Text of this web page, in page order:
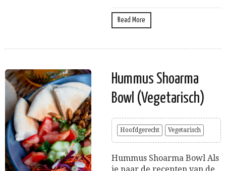
Read More
Hummus Shoarma
Bowl (Vegetarisch)
Hoofdgerecht Vegetarisch
Hummus Shoarma Bowl Als